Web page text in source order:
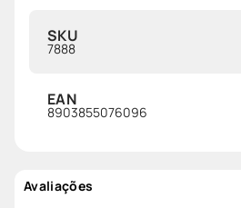
SKU
7888
EAN
8903855076096
Avaliações